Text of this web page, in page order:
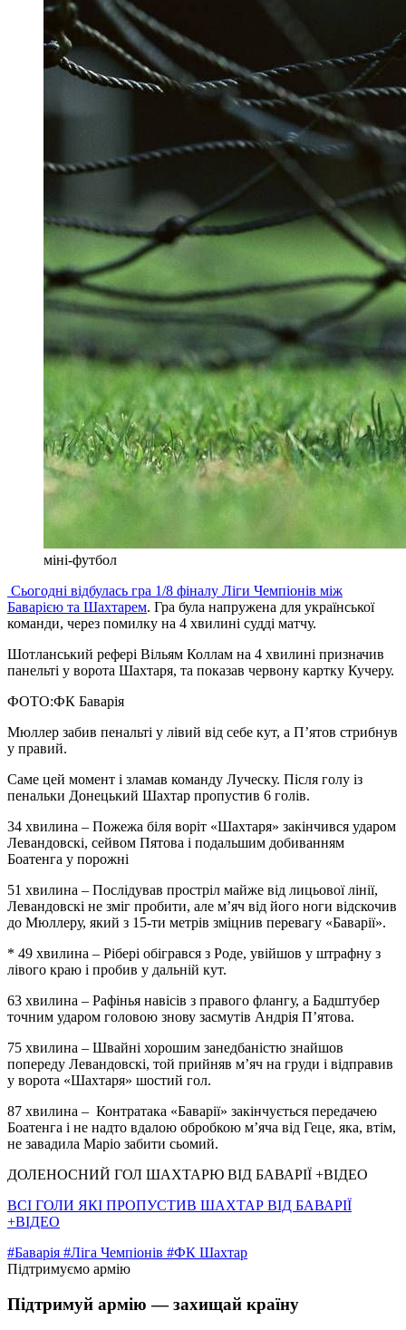
міні-футбол
Сьогодні відбулась гра 1/8 фіналу Ліги Чемпіонів між
Баварією та Шахтарем. Гра була напружена для української
команди, через помилку на 4 хвилині судді матчу.
Шотланський рефері Вільям Коллам на 4 хвилині призначив
панельті у ворота Шахтаря, та показав червону картку Кучеру.
ФОТО:ФК Баварія
Мюллер забив пенальті у лівий від себе кут, а П’ятов стрибнув
у правий.
Саме цей момент і зламав команду Луческу. Після голу із
пенальки Донецький Шахтар пропустив 6 голів.
34 хвилина – Пожежа біля воріт «Шахтаря» закінчився ударом
Левандовскі, сейвом Пятова і подальшим добиванням
Боатенга у порожні
51 хвилина – Послідував простріл майже від лицьової лінії,
Левандовскі не зміг пробити, але м’яч від його ноги відскочив
до Мюллеру, який з 15-ти метрів зміцнив перевагу «Баварії».
* 49 хвилина – Рібері обігрався з Роде, увійшов у штрафну з
лівого краю і пробив у дальній кут.
63 хвилина – Рафінья навісів з правого флангу, а Бадштубер
точним ударом головою знову засмутів Андрія П’ятова.
75 хвилина – Швайні хорошим занедбаністю знайшов
попереду Левандовскі, той прийняв м’яч на груди і відправив
у ворота «Шахтаря» шостий гол.
87 хвилина – Контратака «Баварії» закінчується передачею
Боатенга і не надто вдалою обробкою м’яча від Геце, яка, втім,
не завадила Маріо забити сьомий.
ДОЛЕНОСНИЙ ГОЛ ШАХТАРЮ ВІД БАВАРІЇ +ВІДЕО
ВСІ ГОЛИ ЯКІ ПРОПУСТИВ ШАХТАР ВІД БАВАРІЇ
+ВІДЕО
#Баварія #Ліга Чемпіонів #ФК Шахтар
Підтримуємо армію
Підтримуй армію — захищай країну